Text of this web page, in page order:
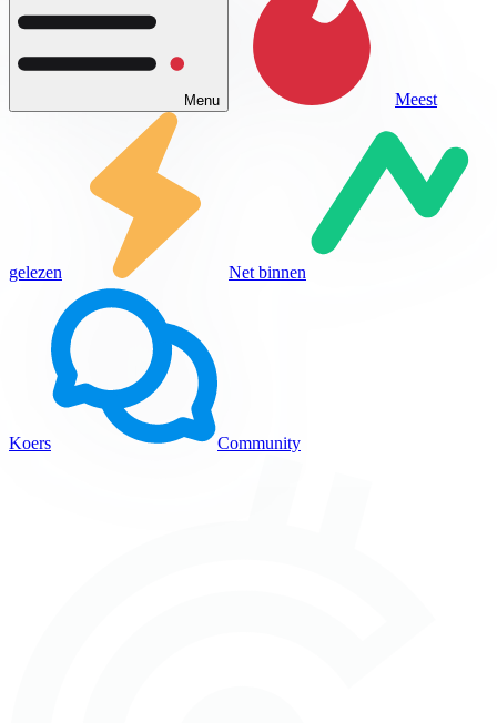
Menu Meest
gelezen Net binnen
Koers Community